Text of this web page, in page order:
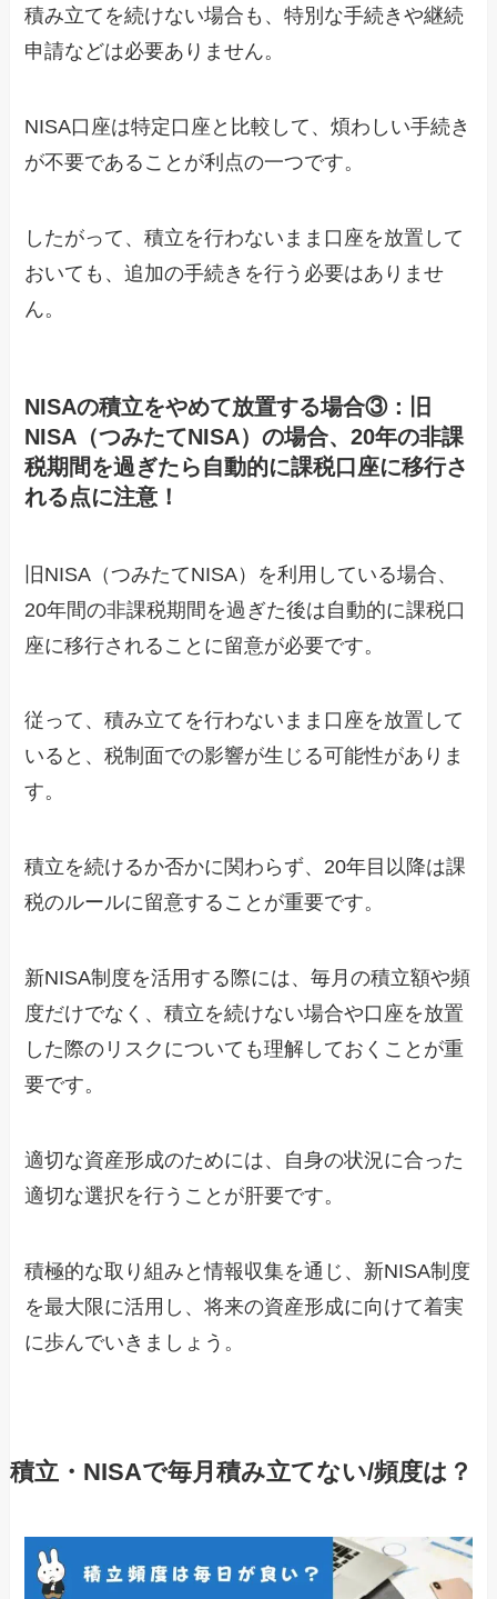
積み立てを続けない場合も、特別な手続きや継続
申請などは必要ありません。
NISA口座は特定口座と比較して、煩わしい手続き
が不要であることが利点の一つです。
したがって、積立を行わないまま口座を放置して
おいても、追加の手続きを行う必要はありませ
ん。
NISAの積立をやめて放置する場合③：旧
NISA（つみたてNISA）の場合、20年の非課
税期間を過ぎたら自動的に課税口座に移行さ
れる点に注意！
旧NISA（つみたてNISA）を利用している場合、
20年間の非課税期間を過ぎた後は自動的に課税口
座に移行されることに留意が必要です。
従って、積み立てを行わないまま口座を放置して
いると、税制面での影響が生じる可能性がありま
す。
積立を続けるか否かに関わらず、20年目以降は課
税のルールに留意することが重要です。
新NISA制度を活用する際には、毎月の積立額や頻
度だけでなく、積立を続けない場合や口座を放置
した際のリスクについても理解しておくことが重
要です。
適切な資産形成のためには、自身の状況に合った
適切な選択を行うことが肝要です。
積極的な取り組みと情報収集を通じ、新NISA制度
を最大限に活用し、将来の資産形成に向けて着実
に歩んでいきましょう。
積立・NISAで毎月積み立てない/頻度は？